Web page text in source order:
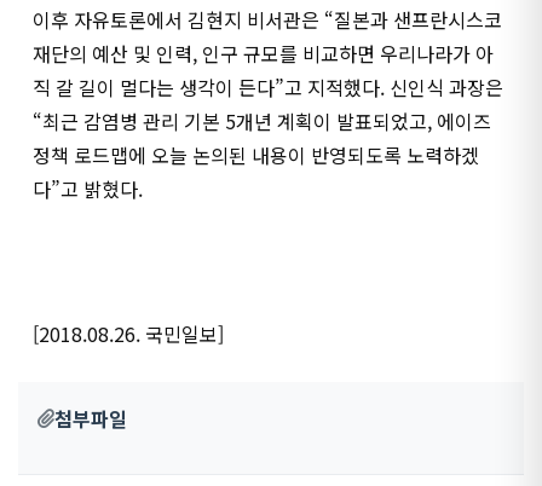
이후 자유토론에서 김현지 비서관은 “질본과 샌프란시스코
재단의 예산 및 인력, 인구 규모를 비교하면 우리나라가 아
직 갈 길이 멀다는 생각이 든다”고 지적했다. 신인식 과장은
“최근 감염병 관리 기본 5개년 계획이 발표되었고, 에이즈
정책 로드맵에 오늘 논의된 내용이 반영되도록 노력하겠
다”고 밝혔다.
[2018.08.26. 국민일보]
첨부파일